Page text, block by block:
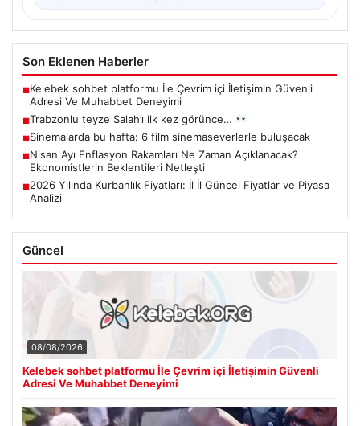
Son Eklenen Haberler
■Kelebek sohbet platformu İle Çevrim içi İletişimin Güvenli
Adresi Ve Muhabbet Deneyimi
■Trabzonlu teyze Salah’ı ilk kez görünce…
■Sinemalarda bu hafta: 6 film sinemaseverlerle buluşacak
■Nisan Ayı Enflasyon Rakamları Ne Zaman Açıklanacak?
Ekonomistlerin Beklentileri Netleşti
■2026 Yılında Kurbanlık Fiyatları: İl İl Güncel Fiyatlar ve Piyasa
Analizi
Güncel
08/08/2026
Kelebek sohbet platformu İle Çevrim içi İletişimin Güvenli
Adresi Ve Muhabbet Deneyimi